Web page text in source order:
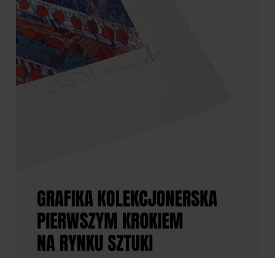
1 790,00 zł